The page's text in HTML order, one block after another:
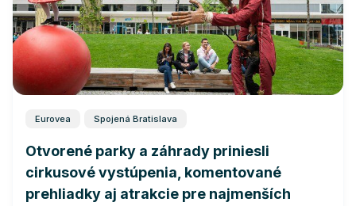
Eurovea Spojená Bratislava
Otvorené parky a záhrady priniesli
cirkusové vystúpenia, komentované
prehliadky aj atrakcie pre najmenších